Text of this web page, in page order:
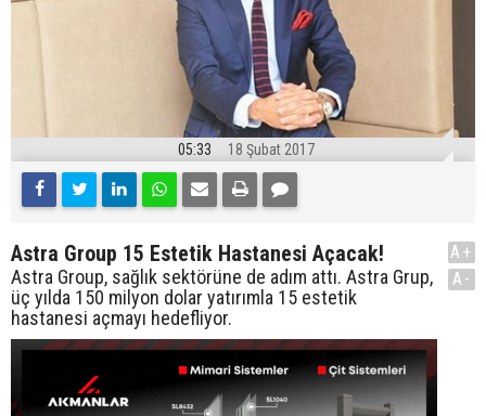
05:33 18 Şubat 2017
Astra Group 15 Estetik Hastanesi Açacak!
Astra Group, sağlık sektörüne de adım attı. Astra Grup,
üç yılda 150 milyon dolar yatırımla 15 estetik
hastanesi açmayı hedefliyor.
A+
A-